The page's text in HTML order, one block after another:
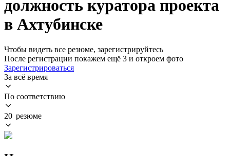
должность куратора проекта
в Ахтубинске
Чтобы видеть все резюме, зарегистрируйтесь
После регистрации покажем ещё 3 и откроем фото
Зарегистрироваться
За всё время
По соответствию
20 резюме